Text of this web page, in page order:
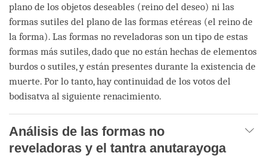
plano de los objetos deseables (reino del deseo) ni las
formas sutiles del plano de las formas etéreas (el reino de
la forma). Las formas no reveladoras son un tipo de estas
formas más sutiles, dado que no están hechas de elementos
burdos o sutiles, y están presentes durante la existencia de
muerte. Por lo tanto, hay continuidad de los votos del
bodisatva al siguiente renacimiento.
Análisis de las formas no
reveladoras y el tantra anutarayoga